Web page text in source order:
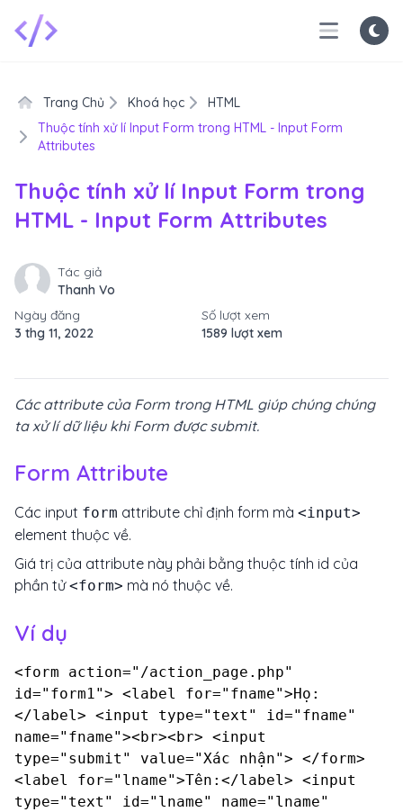
Trang Chủ Khoá học
HTML
Thuộc tính xử lí Input Form trong HTML - Input Form
Attributes
Thuộc tính xử lí Input Form trong
HTML - Input Form Attributes
Tác giả
Thanh Vo
Ngày đăng
3 thg 11, 2022
Số lượt xem
1589 lượt xem
Các attribute của Form trong HTML giúp chúng chúng
ta xử lí dữ liệu khi Form được submit.
Form Attribute
Các input form attribute chỉ định form mà <input>
element thuộc về.
Giá trị của attribute này phải bằng thuộc tính id của
phần tử<form> mà nó thuộc về.
Ví dụ
<form action="/action_page.php"
id="form1"> <label for="fname">Họ:
</label> <input type="text" id="fname"
name="fname"><br><br> <input
type="submit" value="Xác nhận"> </form>
<label for="lname">Tên:</label> <input
type="text" id="lname" name="lname"